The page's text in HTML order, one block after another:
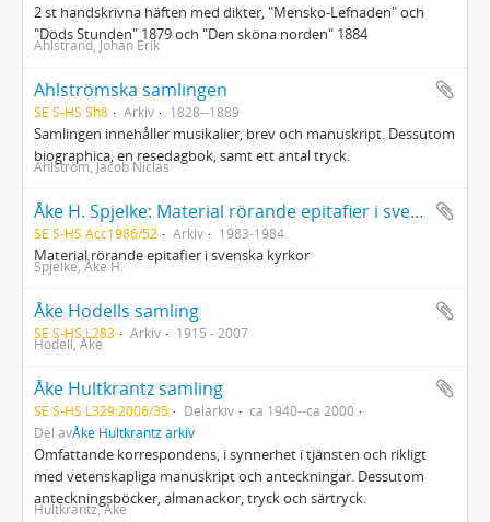
2 st handskrivna häften med dikter, "Mensko-Lefnaden" och
"Döds Stunden" 1879 och "Den sköna norden" 1884
Ahlstrand, Johan Erik
Ahlströmska samlingen
SE S-HS Sh8 Arkiv 1828--1889
Samlingen innehåller musikalier, brev och manuskript. Dessutom
biographica, en resedagbok, samt ett antal tryck.
Ahlström, Jacob Niclas
Åke H. Spjelke: Material rörande epitafier i svenska kyrkor
SE S-HS Acc1986/52 Arkiv 1983-1984
Material rörande epitafier i svenska kyrkor
Spjelke, Åke H.
Åke Hodells samling
SE S-HS L283 Arkiv 1915 - 2007
Hodell, Åke
Åke Hultkrantz samling
SE S-HS L329:2006/35 Delarkiv
ca 1940--ca 2000
Del avÅke Hultkrantz arkiv
Omfattande korrespondens, i synnerhet i tjänsten och rikligt
med vetenskapliga manuskript och anteckningar. Dessutom
anteckningsböcker, almanackor, tryck och särtryck.
Hultkrantz, Åke